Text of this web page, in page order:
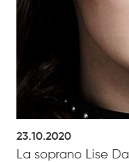
23.10.2020
La soprano Lise